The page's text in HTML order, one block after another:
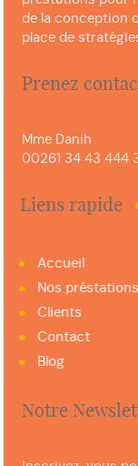
de la conception
place de
Prenez
Mme Danih
00261 34 43 444
Liens rapide
Accueil
Nos préstations
Clients
Contact
Blog
Notre